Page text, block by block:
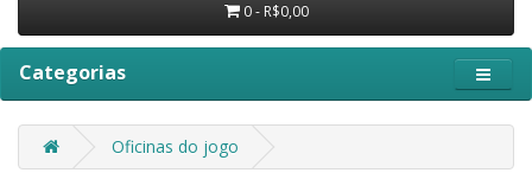
0 - R$0,00
Categorias
Oficinas do jogo